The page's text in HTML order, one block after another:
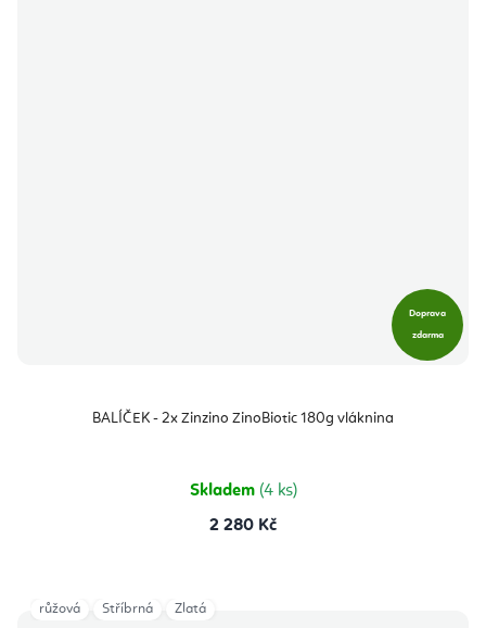
Doprava
zdarma
BALÍČEK - 2x Zinzino ZinoBiotic 180g vláknina
Skladem (4 ks)
2 280 Kč
růžová Stříbrná Zlatá